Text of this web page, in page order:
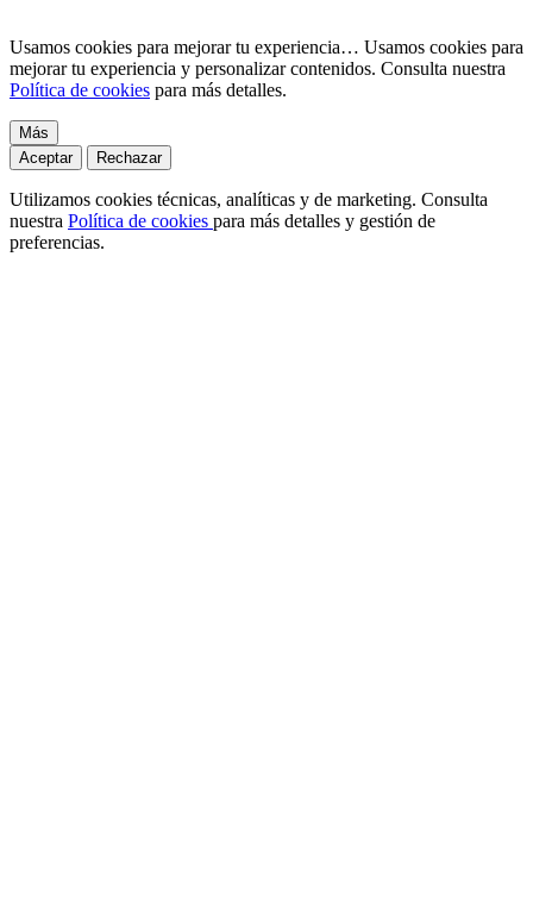
Usamos cookies para mejorar tu experiencia… Usamos cookies para
mejorar tu experiencia y personalizar contenidos. Consulta nuestra
Política de cookies para más detalles.
Más
Aceptar
Rechazar
Utilizamos cookies técnicas, analíticas y de marketing. Consulta
nuestra Política de cookies para más detalles y gestión de
preferencias.